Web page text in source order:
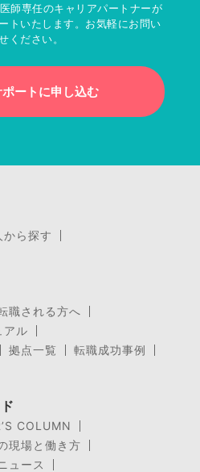
師専任のキャリアパートナーが
トいたします。お気軽にお問い
ください。
ートに申し込む
ら探す
職される方へ
アル
拠点一覧
転職成功事例
COLUMN
現場と働き方
ュース